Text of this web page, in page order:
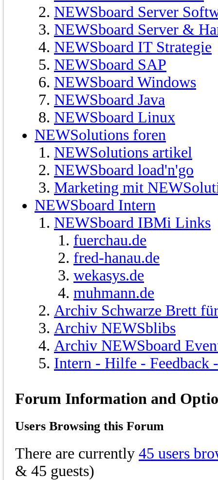
NEWSboard Server
NEWSboard Server &
NEWSboard IT Strategie
NEWSboard SAP
NEWSboard Windows
NEWSboard Java
NEWSboard Linux
NEWSolutions foren
NEWSolutions artikel
NEWSboard load'n'go
Marketing mit
NEWSboard Intern
NEWSboard IBMi Links
fuerchau.de
fred-hanau.de
wekasys.de
muhmann.de
Archiv Schwarze Brett
Archiv NEWSblibs
Archiv NEWSboard
Intern - Hilfe - Feedback
Forum Information and
Users Browsing this Forum
There are currently 45 users
& 45 guests)